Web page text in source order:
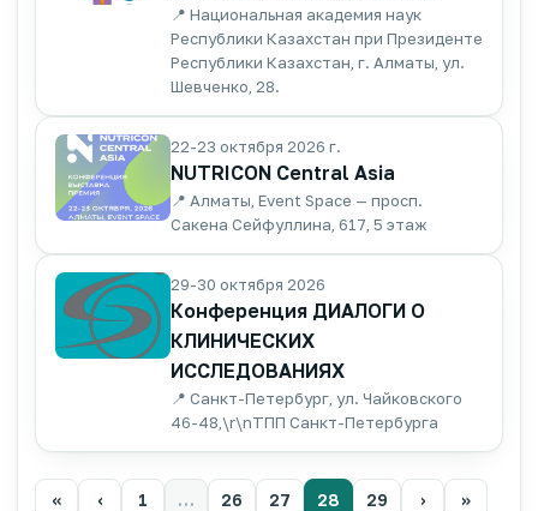
📍 Национальная академия наук
Республики Казахстан при Президенте
Республики Казахстан, г. Алматы, ул.
Шевченко, 28.
22-23 октября 2026 г.
NUTRICON Central Asia
📍 Алматы, Event Space — просп.
Сакена Сейфуллина, 617, 5 этаж
29-30 октября 2026
Конференция ДИАЛОГИ О
КЛИНИЧЕСКИХ
ИССЛЕДОВАНИЯХ
📍 Санкт-Петербург, ул. Чайковского
46-48,\r\nТПП Санкт-Петербурга
« ‹ 1 … 26 27 28 29 › »